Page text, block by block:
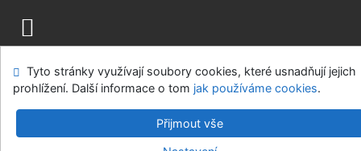
Modul OpenSearch
Napište nám Nastavení cookies
Ústavní soud, IČO: 48513687, se sídlem Joštova 625/8,
Tyto stránky využívají soubory cookies, které usnadňují jejich
prohlížení. Další informace o tom jak používáme cookies.
Přijmout vše